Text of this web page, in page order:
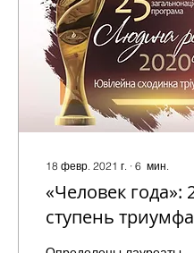
18 февр. 2021 г. ∙ 6 мин.
«Человек года»: 25-я
ступень триумфа